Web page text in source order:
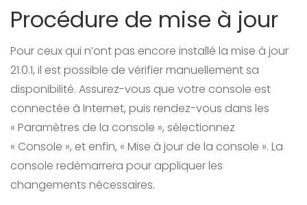
Procédure de mise à jour
Pour ceux qui n’ont pas encore installé la mise à jour
21.0.1, il est possible de vérifier manuellement sa
disponibilité. Assurez-vous que votre console est
connectée à Internet, puis rendez-vous dans les
« Paramètres de la console », sélectionnez
« Console », et enfin, « Mise à jour de la console ». La
console redémarrera pour appliquer les
changements nécessaires.